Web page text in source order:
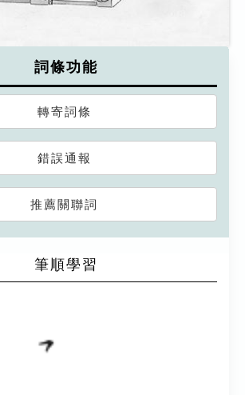
詞條功能
轉寄詞條
錯誤通報
推薦關聯詞
筆順學習